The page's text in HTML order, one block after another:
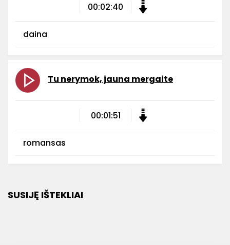
00:02:40
daina
Tu nerymok, jauna mergaite
00:01:51
romansas
SUSIJĘ IŠTEKLIAI